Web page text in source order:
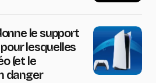
le support
lesquelles
(et le
danger